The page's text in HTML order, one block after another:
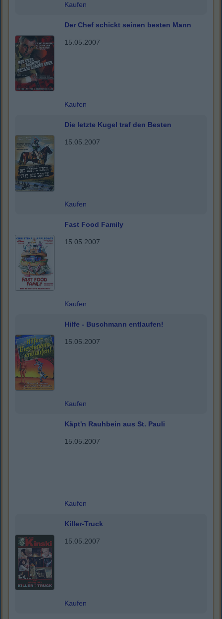
Kaufen
Der Chef schickt seinen besten Mann
15.05.2007
Kaufen
Die letzte Kugel traf den Besten
15.05.2007
Kaufen
Fast Food Family
15.05.2007
Kaufen
Hilfe - Buschmann entlaufen!
15.05.2007
Kaufen
Käpt'n Rauhbein aus St. Pauli
15.05.2007
Kaufen
Killer-Truck
15.05.2007
Kaufen